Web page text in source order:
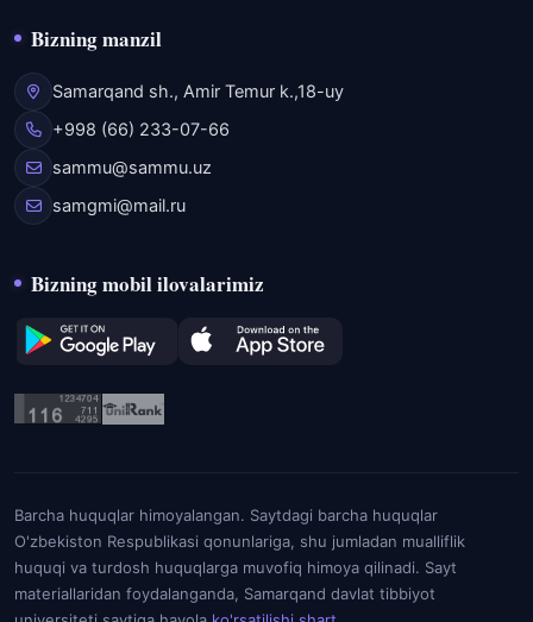
Bizning manzil
Samarqand sh., Amir Temur k.,18-uy
+998 (66) 233-07-66
sammu@sammu.uz
samgmi@mail.ru
Bizning mobil ilovalarimiz
Barcha huquqlar himoyalangan. Saytdagi barcha huquqlar
O'zbekiston Respublikasi qonunlariga, shu jumladan mualliflik
huquqi va turdosh huquqlarga muvofiq himoya qilinadi. Sayt
materiallaridan foydalanganda, Samarqand davlat tibbiyot